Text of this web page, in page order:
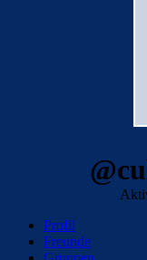
Profil
Freunde